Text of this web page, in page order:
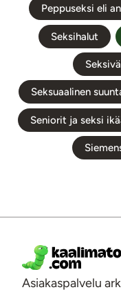
Peppuseksi eli
Seksihalut
Seksuaalinen
Seniorit ja seksi
Asiakaspalvelu